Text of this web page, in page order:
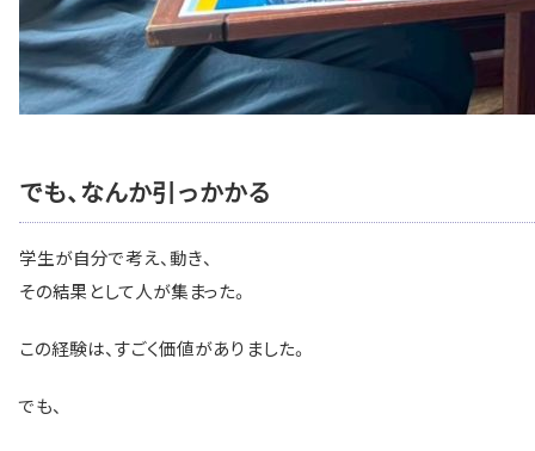
でも、なんか引っかかる
学生が自分で考え、動き、
その結果として人が集まった。
この経験は、すごく価値がありました。
でも、